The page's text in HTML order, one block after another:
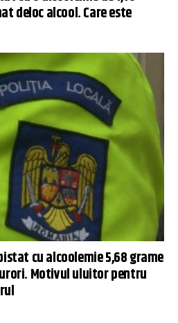
deloc alcool. Care este
cu alcoolemie 5,68 grame
Motivul uluitor pentru